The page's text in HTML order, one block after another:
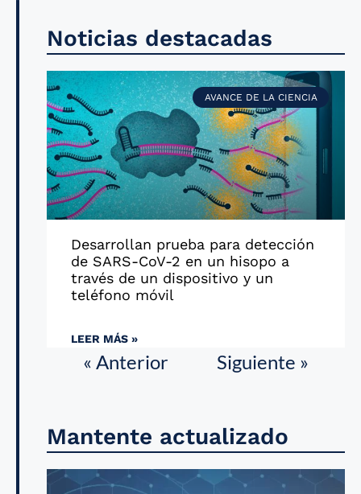
Noticias destacadas
AVANCE DE LA CIENCIA
Desarrollan prueba para detección
de SARS-CoV-2 en un hisopo a
través de un dispositivo y un
teléfono móvil
LEER MÁS »
« Anterior Siguiente »
Mantente actualizado